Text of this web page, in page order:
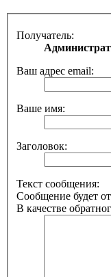
Получатель:
Ваш адрес email:
Ваше имя:
Заголовок:
Текст сообщения:
Сообщение будет
В качестве